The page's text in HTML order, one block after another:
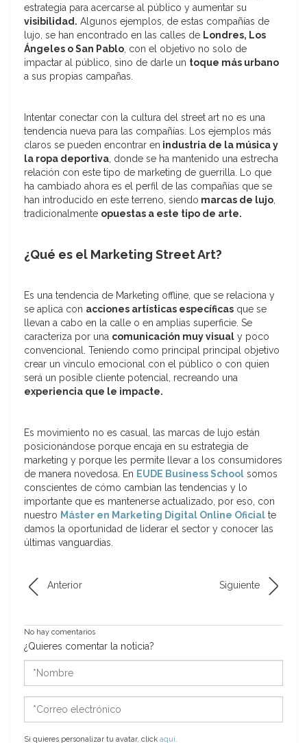
estrategia para acercarse al público y aumentar su
visibilidad. Algunos ejemplos, de estas compañías de
lujo, se han encontrado en las calles de Londres, Los
Ángeles o San Pablo , con el objetivo no solo de
impactar al público, sino de darle un toque más urbano
a sus propias campañas.
Intentar conectar con la cultura del street art no es una
tendencia nueva para las compañías. Los ejemplos más
claros se pueden encontrar en industria de la música y
la ropa deportiva , donde se ha mantenido una estrecha
relación con este tipo de marketing de guerrilla. Lo que
ha cambiado ahora es el perfil de las compañías que se
han introducido en este terreno, siendo marcas de lujo
tradicionalmente opuestas a este tipo de arte.
¿Qué es el Marketing Street Art?
Es una tendencia de Marketing offline, que se relaciona y
se aplica con acciones artísticas específicas que se
llevan a cabo en la calle o en amplias superficie. Se
caracteriza por una comunicación muy visual y poco
convencional. Teniendo como principal principal objetivo
crear un vínculo emocional con el público o con quien
será un posible cliente potencial, recreando una
experiencia que le impacte.
Es movimiento no es casual, las marcas de lujo están
posicionándose porque encaja en su estrategia de
marketing y porque les permite llevar a los consumidores
de manera novedosa. En EUDE Business School somos
conscientes de cómo cambian las tendencias y lo
importante que es mantenerse actualizado, por eso, con
nuestro Máster en Marketing Digital Online Oficial te
damos la oportunidad de liderar el sector y conocer las
últimas vanguardias.
Anterior Siguiente
No hay comentarios
¿Quieres comentar la noticia?
electrónico
Si quieres personalizar tu avatar, click aquí.